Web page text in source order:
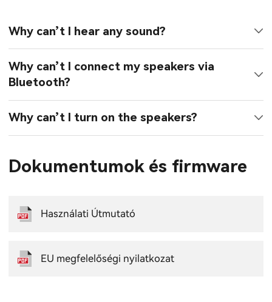
Why can’t I hear any sound?
Why can’t I connect my speakers via
Bluetooth?
Why can’t I turn on the speakers?
Dokumentumok és firmware
Használati Útmutató
EU megfelelőségi nyilatkozat